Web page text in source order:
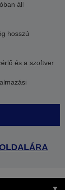
áll
hosszú
és a szoftver